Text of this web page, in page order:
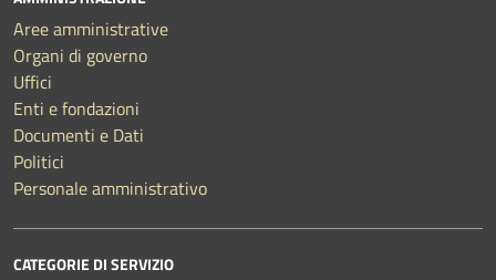
Aree amministrative
Organi di governo
Uffici
Enti e fondazioni
Documenti e Dati
Politici
Personale amministrativo
CATEGORIE DI SERVIZIO